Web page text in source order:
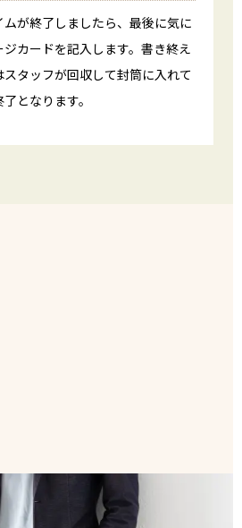
が終了しましたら、最後に気に
カードを記入します。書き終え
タッフが回収して封筒に入れて
となります。